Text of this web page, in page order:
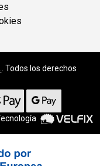
. Todos los derechos